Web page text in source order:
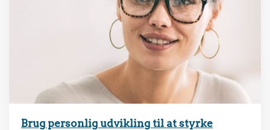
Brug personlig udvikling til at styrke